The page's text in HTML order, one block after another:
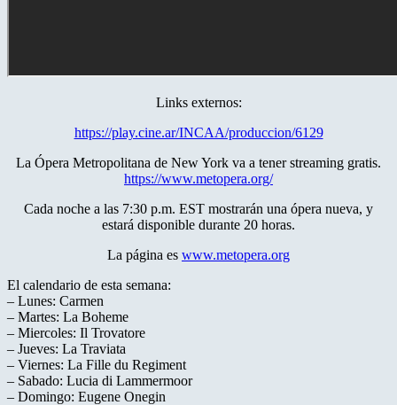
Links externos:
https://play.cine.ar/INCAA/produccion/6129
La Ópera Metropolitana de New York va a tener streaming gratis.
https://www.metopera.org/
Cada noche a las 7:30 p.m. EST mostrarán una ópera nueva, y
estará disponible durante 20 horas.
La página es www.metopera.org
El calendario de esta semana:
– Lunes: Carmen
– Martes: La Boheme
– Miercoles: Il Trovatore
– Jueves: La Traviata
– Viernes: La Fille du Regiment
– Sabado: Lucia di Lammermoor
– Domingo: Eugene Onegin